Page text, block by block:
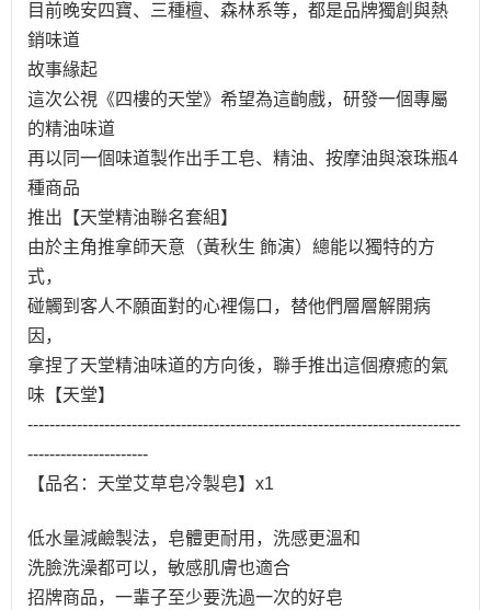
目前晚安四寶、三種檀、森林系等，都是品牌獨創與熱
銷味道
故事緣起
這次公視《四樓的天堂》希望為這齣戲，研發一個專屬
的精油味道
再以同一個味道製作出手工皂、精油、按摩油與滾珠瓶4
種商品
推出【天堂精油聯名套組】
由於主角推拿師天意（黃秋生 飾演）總能以獨特的方
式，
碰觸到客人不願面對的心裡傷口，替他們層層解開病
因，
拿捏了天堂精油味道的方向後，聯手推出這個療癒的氣
味【天堂】
-------------------------------------------------------------------------------
----------------------
【品名：天堂艾草皂冷製皂】x1
低水量減鹼製法，皂體更耐用，洗感更溫和
洗臉洗澡都可以，敏感肌膚也適合
招牌商品，一輩子至少要洗過一次的好皂